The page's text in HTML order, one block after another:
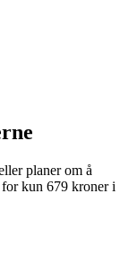
planer om å
kun 679 kroner i